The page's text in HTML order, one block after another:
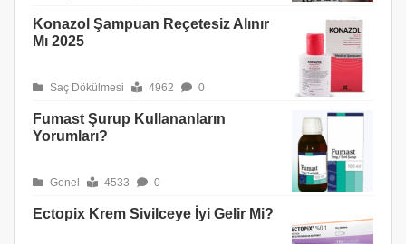
Konazol Şampuan Reçetesiz Alınır
Mı 2025
Saç Dökülmesi 4962 0
Fumast Şurup Kullananların
Yorumları?
Genel 4533 0
Ectopix Krem Sivilceye İyi Gelir Mi?